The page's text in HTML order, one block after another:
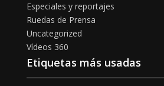
Especiales y reportajes
Ruedas de Prensa
Uncategorized
Vídeos 360
Etiquetas más usadas